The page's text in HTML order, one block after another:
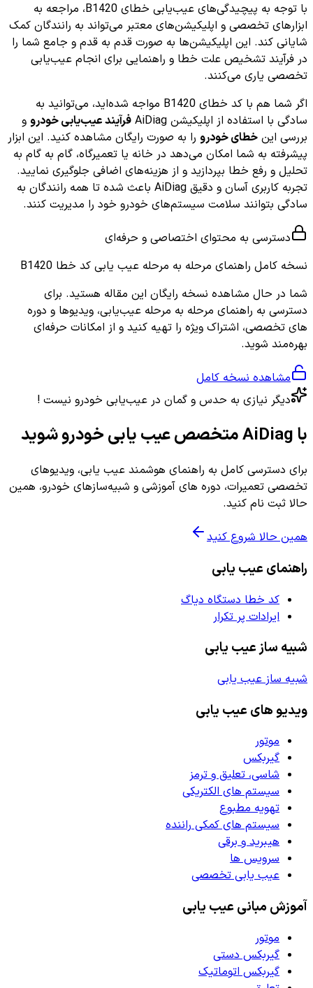
با توجه به پیچیدگی‌های عیب‌یابی خطای B1420، مراجعه به
ابزارهای تخصصی و اپلیکیشن‌های معتبر می‌تواند به رانندگان کمک
شایانی کند. این اپلیکیشن‌ها به صورت قدم به قدم و جامع شما را
در فرآیند تشخیص علت خطا و راهنمایی برای انجام عیب‌یابی
تخصصی یاری می‌کنند.
اگر شما هم با کد خطای B1420 مواجه شده‌اید، می‌توانید به
سادگی با استفاده از اپلیکیشن AiDiag
فرآیند عیب‌یابی خودرو و
بررسی این خطای خودرو را به صورت رایگان مشاهده کنید. این ابزار
پیشرفته به شما امکان می‌دهد در خانه یا تعمیرگاه، گام به گام به
تحلیل و رفع خطا بپردازید و از هزینه‌های اضافی جلوگیری نمایید.
تجربه کاربری آسان و دقیق AiDiag باعث شده تا همه رانندگان به
سادگی بتوانند سلامت سیستم‌های خودرو خود را مدیریت کنند.
دسترسی به محتوای اختصاصی و حرفه‌ای
نسخه کامل راهنمای مرحله به مرحله عیب یابی کد خطا B1420
شما در حال مشاهده نسخه رایگان این مقاله هستید. برای
دسترسی به راهنمای مرحله به مرحله عیب‌یابی، ویدیوها و دوره
های تخصصی، اشتراک ویژه را تهیه کنید و از امکانات حرفه‌ای
بهره‌مند شوید.
مشاهده نسخه کامل
دیگر نیازی به حدس و گمان در عیب‌یابی خودرو نیست !
با AiDiag متخصص عیب یابی خودرو شوید
برای دسترسی کامل به راهنمای هوشمند عیب یابی، ویدیوهای
تخصصی تعمیرات، دوره های آموزشی و شبیه‌سازهای خودرو، همین
حالا ثبت نام کنید.
همین حالا شروع کنید
راهنمای عیب یابی
کد خطا دستگاه دیاگ
ایرادات پر تکرار
شبیه ساز عیب یابی
شبیه ساز عیب یابی
ویدیو های عیب یابی
موتور
گیربکس
شاسی، تعلیق و ترمز
سیستم های الکتریکی
تهویه مطبوع
سیستم های کمکی راننده
هیبرید و برقی
سرویس ها
عیب یابی تخصصی
آموزش مبانی عیب یابی
موتور
گیربکس دستی
گیربکس اتوماتیک